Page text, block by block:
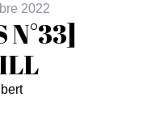
2022
N°33]